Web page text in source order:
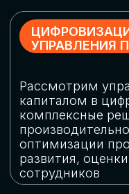
«пересборки» бизнес-
СКАЧАТЬ
Оставьте заявку, мы
программу конференции